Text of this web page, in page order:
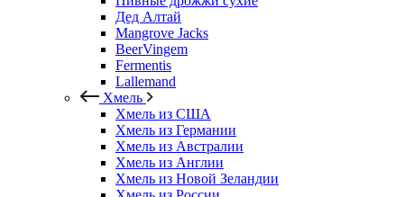
Дед Алтай
Mangrove Jacks
BeerVingem
Fermentis
Lallemand
Хмель
Хмель из США
Хмель из Германии
Хмель из Австралии
Хмель из Англии
Хмель из Новой Зеландии